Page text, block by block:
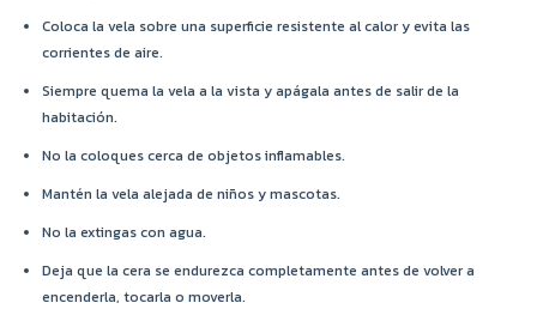
Coloca la vela sobre una superficie resistente al calor y evita las
corrientes de aire.
Siempre quema la vela a la vista y apágala antes de salir de la
habitación.
No la coloques cerca de objetos inflamables.
Mantén la vela alejada de niños y mascotas.
No la extingas con agua.
Deja que la cera se endurezca completamente antes de volver a
encenderla, tocarla o moverla.